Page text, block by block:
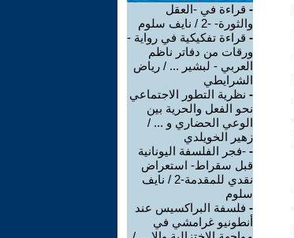
- قراءة في -العقل
والثورة- -2 / نايف سلوم
- قراءة تفكيكية في رواية -
ورقات من دفاتر ناظم
العربي - لبشير ... / رياض
الشرايطي
- نظرية التطور الاجتماعي
نحو الفعل والحرية بين
الوعي الحضاري و ... /
زهير الخويلدي
- -فجر الفلسفة اليونانية
قبل سقراط- استعراض
نقدي للمقدمة-2 / نايف
سلوم
- فلسفة البراكسيس عند
أنطونيو غرامشي في